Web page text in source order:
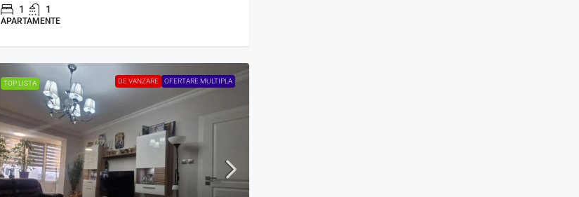
1 1
APARTAMENTE
TOP LISTA DE VANZARE OFERTARE MULTIPLA